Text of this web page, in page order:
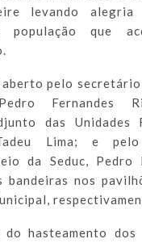
levando
população que
pelo secretário
Fernandes
das Unidades
Tadeu Lima; e
da Seduc, Pedro
bandeiras nos
do hasteamento dos